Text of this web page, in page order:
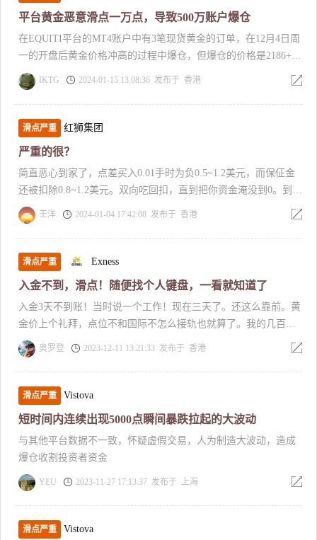
平台黄金恶意滑点一万点，导致500万账户爆仓
在EQUITI平台的MT4账户中有3笔现货黄金的订单，在12月4日周
一的开盘后黄金价格冲高的过程中爆仓，但爆仓的价格是2186+，
此爆仓的价格是我无法接受的。 我了解到几乎全球的主要平台以
及美期货黄金的价格虽然有上涨，但是并没有达到2185+的位置。
对于这三笔订单，我的要求是他们需要主动提供订单的详细抛单
信息以及监管机构出具的合法证明，但他们没有任何回应！我中
间最高峰入金超过500万！没想到居然是一家黑平台！
IKTG 2024-01-15 13:08:36 发布于 香港
滑点严重 红狮集团
严重的很？
简直恶心到家了，点差买入0.01手时为负0.5~1.2美元，而保佂金
还被扣除0.8~1.2美元。双向吃回扣，直到把你资金淹没到0。到头
来就是骗你入坑的。就相当于你买入吃你1.2+0.8或1.2。变着法子
坑你.
王洋 2024-01-04 17:42:08 发布于 香港
滑点严重 Exness
入金不到，滑点！随便找个人键盘，一看就知道了
入金3天不到账！当时说一个工作！现在三天了。还这么靠前。黄
金价上个礼拜，点位不和国际不怎么接轨也就算了。我的几百美
金的也黑。
奥罗登 2023-12-11 13:21:33 发布于 香港
滑点严重 Vistova
短时间内连续出现5000点瞬间暴跌拉起的大波动
与其他平台数据不一致，怀疑虚假交易，人为制造大波动，造成
爆仓收割投资者资金
YEU 2023-11-27 17:13:37 发布于 上海
滑点严重 Vistova